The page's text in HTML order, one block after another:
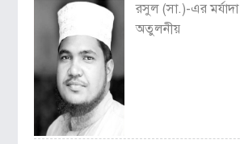
রসুল (সা.)-এর মর্যাদা
অতুলনীয়